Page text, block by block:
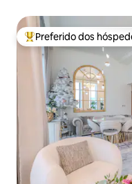
Entre os melhores
Preferido dos